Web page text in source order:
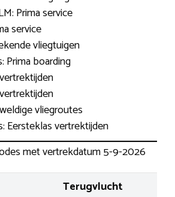
Prima service
service
vliegtuigen
Prima boarding
vliegroutes
Eersteklas vertrektijden
met vertrekdatum 5-9-2026
Terugvlucht